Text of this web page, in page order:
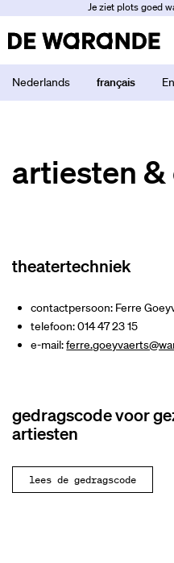
Je ziet plots goed
Nederlands français
artiesten &
theatertechniek
contactpersoon: Ferre
telefoon: 014 47 23 15
e-mail:
gedragscode voor
artiesten
lees de gedragscode